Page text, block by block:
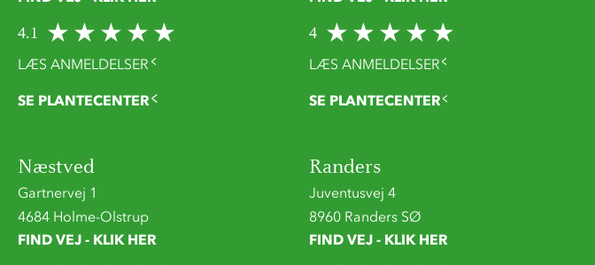
4.1
LÆS ANMELDELSER
SE PLANTECENTER
4
LÆS ANMELDELSER
SE PLANTECENTER
Næstved
Gartnervej 1
4684 Holme-Olstrup
FIND VEJ - KLIK HER
Randers
Juventusvej 4
8960 Randers SØ
FIND VEJ - KLIK HER